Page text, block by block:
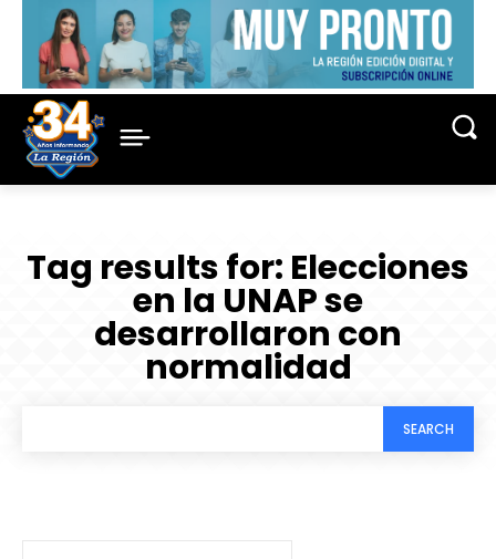
Tag results for: Elecciones
en la UNAP se
desarrollaron con
normalidad
SEARCH